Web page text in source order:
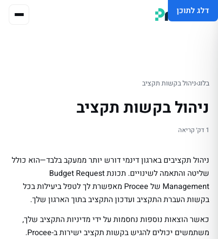
דלג לתוכן
בלוג›ניהול בקשות תקציב
ניהול בקשות תקציב
1 דק׳ קריאה
ניהול תקציבים בארגון דינמי דורש יותר ממעקב בלבד—הוא כולל
שליטה והתאמה לשינויים. תכונת Budget Request
Management של Procee מאפשרת לך לטפל ביעילות בכל
בקשות העברת התקציב ועדכון התקציב בתוך הארגון שלך.
כאשר הוצאות נוספות נחסמות על ידי מדיניות התקציב שלך,
משתמשים יכולים להגיש בקשות תקציב ישירות ב-Procee.